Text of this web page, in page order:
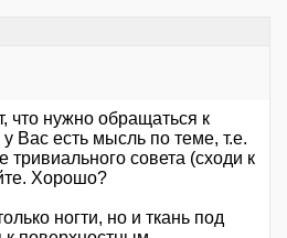
что нужно обращаться к
у Вас есть мысль по теме, т.е.
тривиального совета (сходи к
Хорошо?
ногти, но и ткань под